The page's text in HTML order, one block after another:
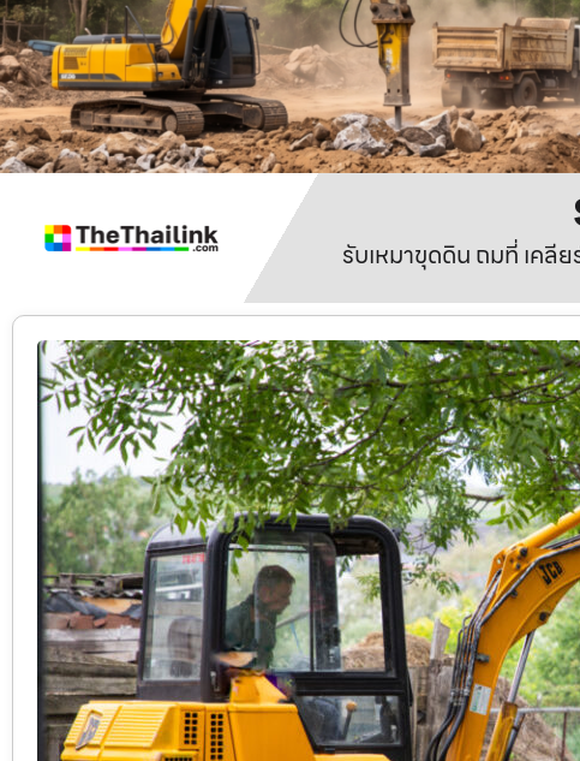
รับเหมาขุดดิน ถมที่ เคลี